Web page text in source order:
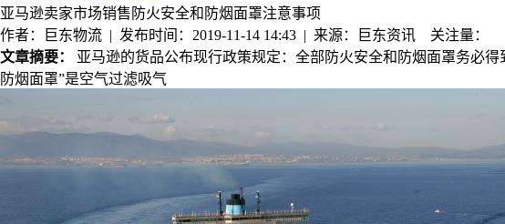
亚马逊卖家市场销售防火安全和防烟面罩注意事项
作者：巨东物流 | 发布时间：2019-11-14 14:43 | 来源：巨东资讯 关注量：
文章摘要：
亚马逊的货品公布现行政策规定：全部防火安全和防烟面罩务必得
防烟面罩”是空气过滤吸气